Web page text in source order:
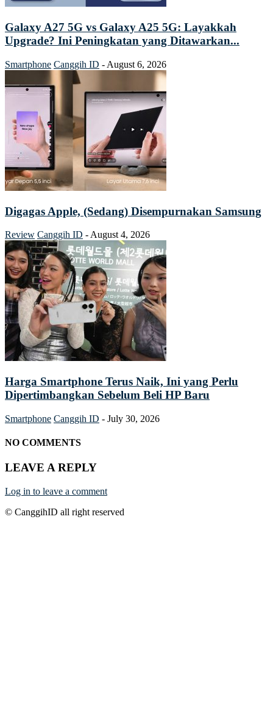
Galaxy A27 5G vs Galaxy A25 5G: Layakkah
Upgrade? Ini Peningkatan yang Ditawarkan...
Smartphone Canggih ID - August 6, 2026
Digagas Apple, (Sedang) Disempurnakan Samsung
Review Canggih ID - August 4, 2026
Harga Smartphone Terus Naik, Ini yang Perlu
Dipertimbangkan Sebelum Beli HP Baru
Smartphone Canggih ID - July 30, 2026
NO COMMENTS
LEAVE A REPLY
Log in to leave a comment
© CanggihID all right reserved